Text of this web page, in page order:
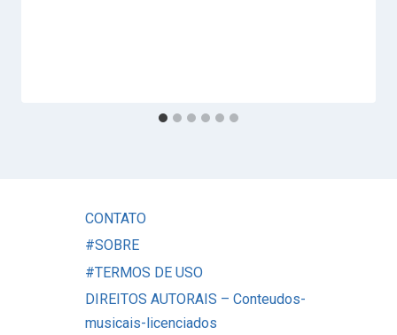
CONTATO
#SOBRE
#TERMOS DE USO
DIREITOS AUTORAIS – Conteudos-
musicais-licenciados